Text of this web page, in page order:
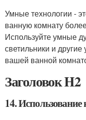
Умные технологии -
ванную комнату
Используйте умные
светильники и
вашей ванной
Заголовок H2
14.